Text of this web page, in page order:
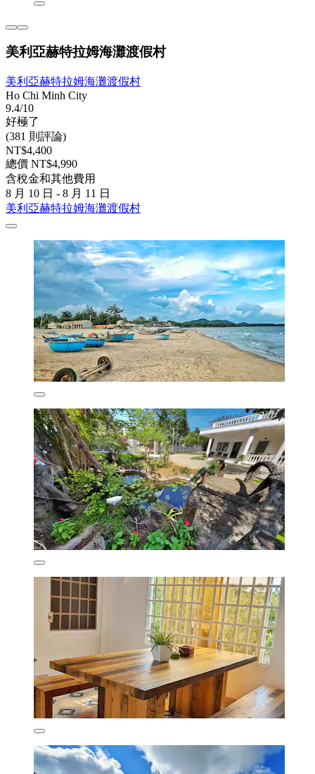
美利亞赫特拉姆海灘渡假村
美利亞赫特拉姆海灘渡假村
Ho Chi Minh City
9.4/10
好極了
(381 則評論)
NT$4,400
總價 NT$4,990
含稅金和其他費用
8 月 10 日 - 8 月 11 日
美利亞赫特拉姆海灘渡假村